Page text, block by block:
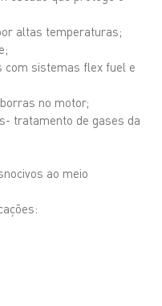
altas temperaturas;
com sistemas flex fuel e
no motor;
tratamento de gases da
ao meio